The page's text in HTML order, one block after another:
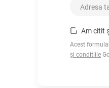
Am citit
Acest
și condițiile